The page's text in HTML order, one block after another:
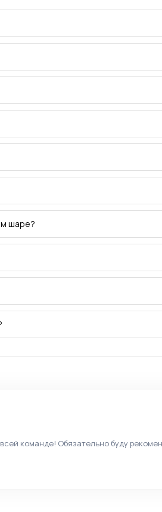
шаре?
команде! Обязательно буду